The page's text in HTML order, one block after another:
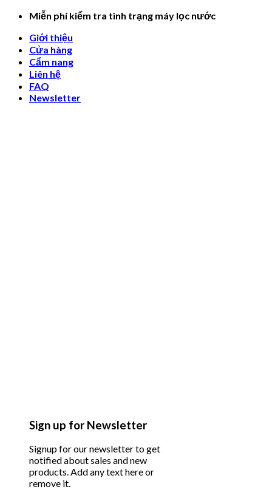
Skip
content
Miễn phí kiểm tra tình trạng máy lọc nước
Giới thiệu
Cửa hàng
Cẩm nang
Liên hệ
FAQ
Newsletter
Sign up for Newsletter
Signup for our newsletter to get
notified about sales and new
products. Add any text here or
remove it.